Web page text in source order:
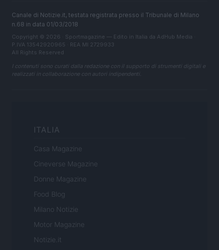
Canale di Notizie.it, testata registrata presso il Tribunale di Milano
n.68 in data 01/03/2018
Copyright © 2026 · Sportmagazine — Edito in Italia da AdHub Media
P.IVA 13542920965 · REA MI 2729933
All Rights Reserved
I contenuti sono curati dalla redazione con il supporto di strumenti digitali e
realizzati in collaborazione con autori indipendenti.
ITALIA
Casa Magazine
Cineverse Magazine
Donne Magazine
Food Blog
Milano Notizie
Motor Magazine
Notizie.it